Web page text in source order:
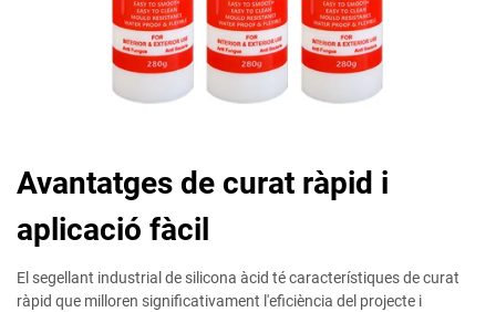
Avantatges de curat ràpid i
aplicació fàcil
El segellant industrial de silicona àcid té característiques de curat
ràpid que milloren significativament l'eficiència del projecte i